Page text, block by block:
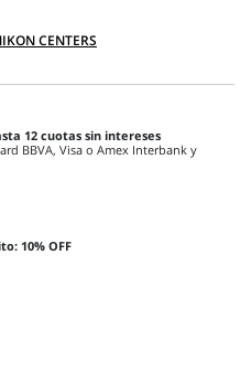
CENTERS
12 cuotas sin intereses
BBVA, Visa o Amex Interbank y
10% OFF